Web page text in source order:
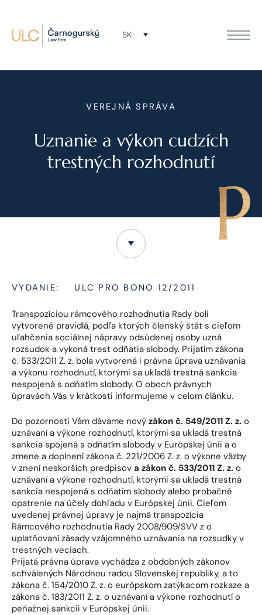
SK
VEREJNÁ SPRÁVA
Uznanie a výkon cudzích
trestných rozhodnutí
VYDANIE: ULC PRO BONO 12/2011
Transpozíciou rámcového rozhodnutia Rady boli
vytvorené pravidlá, podľa ktorých členský štát s cieľom
uľahčenia sociálnej nápravy odsúdenej osoby uzná
rozsudok a vykoná trest odňatia slobody. Prijatím zákona
č. 533/2011 Z. z. bola vytvorená i právna úprava uznávania
a výkonu rozhodnutí, ktorými sa ukladá trestná sankcia
nespojená s odňatím slobody. O oboch právnych
úpravách Vás v krátkosti informujeme v celom článku.
Do pozornosti Vám dávame nový zákon č. 549/2011 Z. z. o
uznávaní a výkone rozhodnutí, ktorými sa ukladá trestná
sankcia spojená s odňatím slobody v Európskej únii a o
zmene a doplnení zákona č. 221/2006 Z. z. o výkone väzby
v znení neskorších predpisov a zákon č. 533/2011 Z. z. o
uznávaní a výkone rozhodnutí, ktorými sa ukladá trestná
sankcia nespojená s odňatím slobody alebo probačné
opatrenie na účely dohľadu v Európskej únii. Cieľom
uvedenej právnej úpravy je najmä transpozícia
Rámcového rozhodnutia Rady 2008/909/SVV z o
uplatňovaní zásady vzájomného uznávania na rozsudky v
trestných veciach.
Prijatá právna úprava vychádza z obdobných zákonov
schválených Národnou radou Slovenskej republiky, a to
zákona č. 154/2010 Z. z. o európskom zatýkacom rozkaze a
zákona č. 183/2011 Z. z. o uznávaní a výkone rozhodnutí o
peňažnej sankcii v Európskej únii.